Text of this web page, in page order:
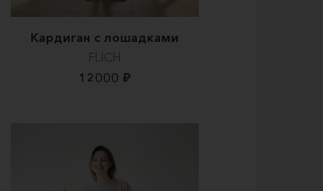
Кардиган с лошадками
FLICH
12000 ₽